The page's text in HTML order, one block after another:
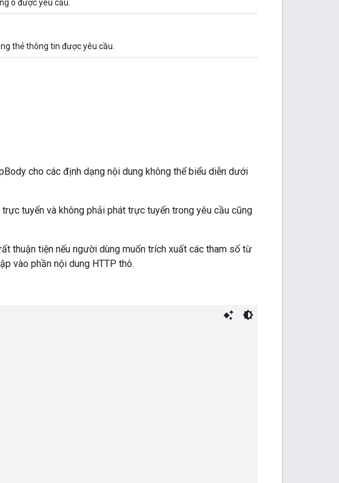
ô được yêu cầu.
thẻ thông tin được yêu cầu.
cho các định dạng nội dung không thể biểu diễn dưới
tuyến và không phải phát trực tuyến trong yêu cầu cũng
thuận tiện nếu người dùng muốn trích xuất các tham số từ
vào phần nội dung HTTP thô.